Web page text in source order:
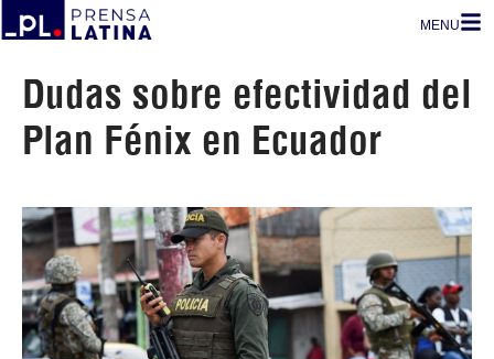
MENU
Dudas sobre efectividad del
Plan Fénix en Ecuador